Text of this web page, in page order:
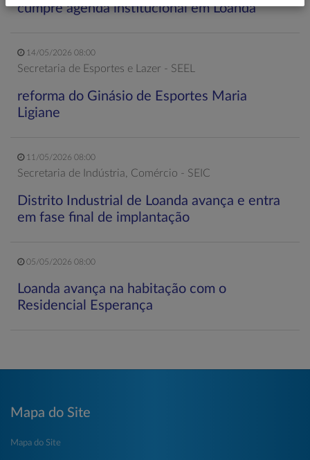
cumpre agenda institucional em Loanda
14/05/2026 08:00
Secretaria de Esportes e Lazer - SEEL
reforma do Ginásio de Esportes Maria
Ligiane
11/05/2026 08:00
Secretaria de Indústria, Comércio - SEIC
Distrito Industrial de Loanda avança e entra
em fase final de implantação
05/05/2026 08:00
Loanda avança na habitação com o
Residencial Esperança
Mapa do Site
Mapa do Site